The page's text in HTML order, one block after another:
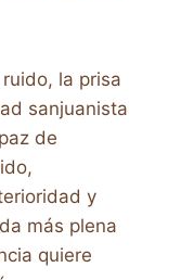
la prisa
sanjuanista
de
y
más plena
quiere